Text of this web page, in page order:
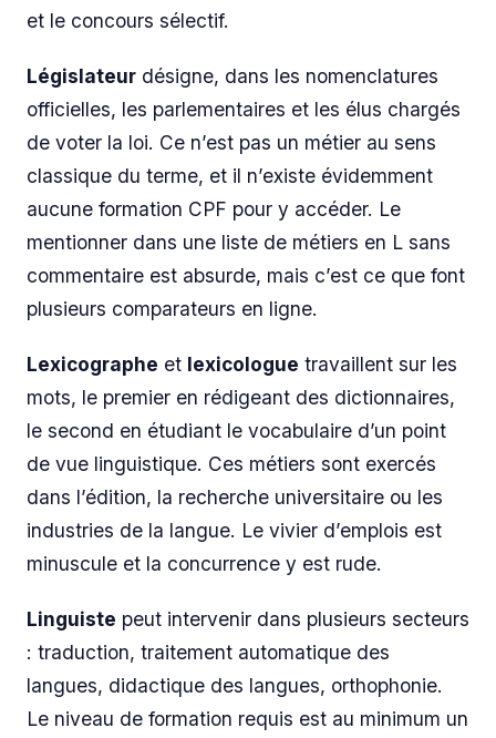
et le concours sélectif.
Législateur désigne, dans les nomenclatures
officielles, les parlementaires et les élus chargés
de voter la loi. Ce n’est pas un métier au sens
classique du terme, et il n’existe évidemment
aucune formation CPF pour y accéder. Le
mentionner dans une liste de métiers en L sans
commentaire est absurde, mais c’est ce que font
plusieurs comparateurs en ligne.
Lexicographe et lexicologue travaillent sur les
mots, le premier en rédigeant des dictionnaires,
le second en étudiant le vocabulaire d’un point
de vue linguistique. Ces métiers sont exercés
dans l’édition, la recherche universitaire ou les
industries de la langue. Le vivier d’emplois est
minuscule et la concurrence y est rude.
Linguiste peut intervenir dans plusieurs secteurs
: traduction, traitement automatique des
langues, didactique des langues, orthophonie.
Le niveau de formation requis est au minimum un